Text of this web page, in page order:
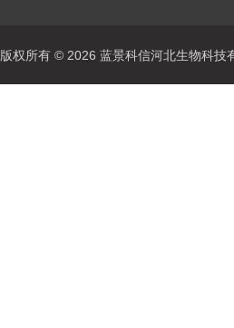
版权所有 © 2026 蓝景科信河北生物科